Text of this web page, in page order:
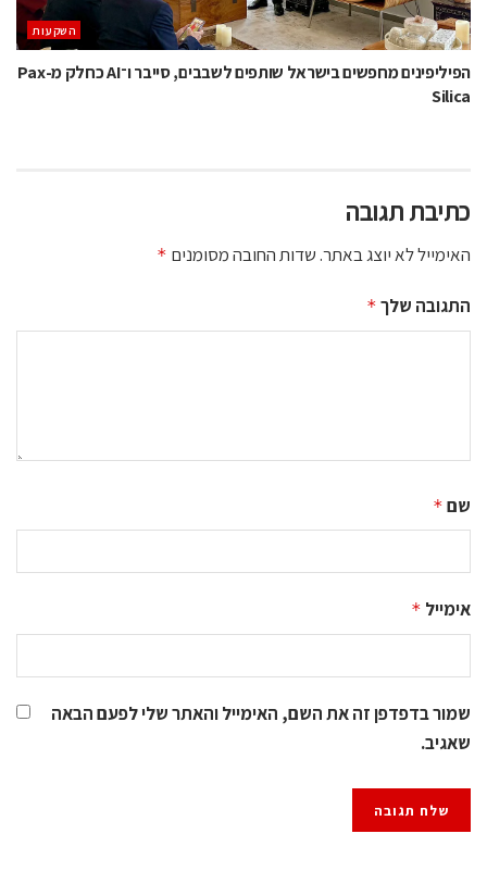
השקעות
הפיליפינים מחפשים בישראל שותפים לשבבים, סייבר ו־AI כחלק מ-Pax
Silica
כתיבת תגובה
האימייל לא יוצג באתר.שדות החובה מסומנים *
התגובה שלך *
שם *
אימייל *
שמור בדפדפן זה את השם, האימייל והאתר שלי לפעם הבאה
שאגיב.